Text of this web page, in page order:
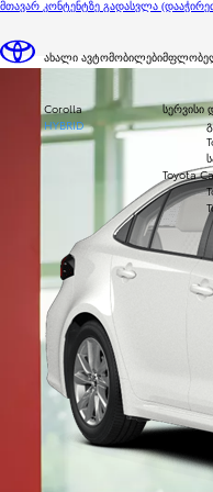
მთავარ კონტენტზე გადასვლა
ახალი ავტომობილები
Corolla
HYBRID
სერვისი
Toyota
მფლობელთათვის